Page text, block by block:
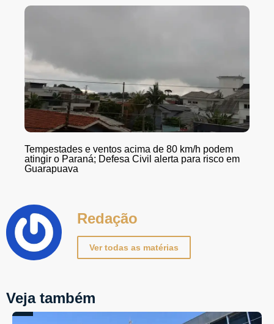
Tempestades e ventos acima de 80 km/h podem
atingir o Paraná; Defesa Civil alerta para risco em
Guarapuava
Redação
Ver todas as matérias
Veja também